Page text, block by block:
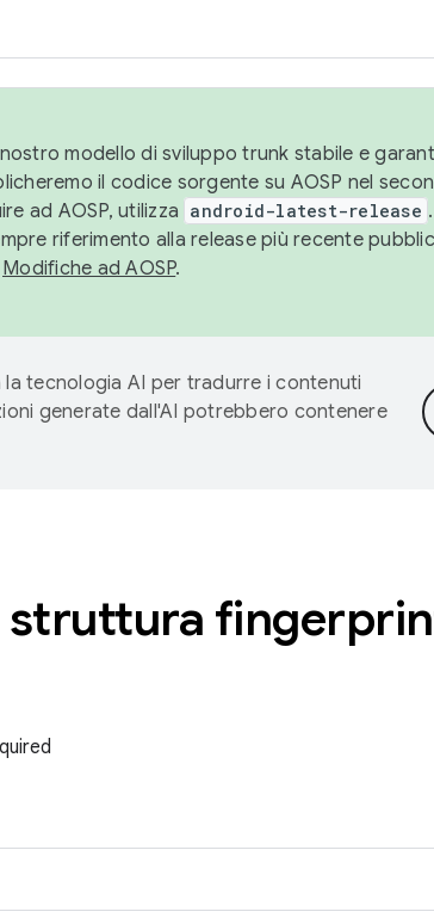
modello di sviluppo trunk stabile e
il codice sorgente su AOSP nel
ad AOSP, utilizza android-latest-release
riferimento alla release più recente
Modifiche ad AOSP.
la tecnologia AI per tradurre i contenuti
generate dall'AI potrebbero contenere
struttura